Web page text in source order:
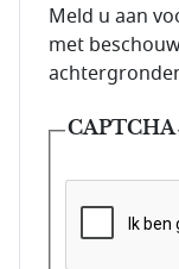
E-mailadres
Meld u aan
met
CAPTCHA